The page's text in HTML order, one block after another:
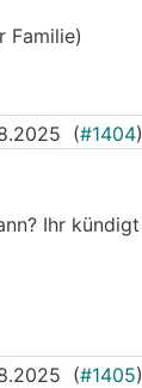
Familie)
(#1404)
Ihr kündigt
(#1405)